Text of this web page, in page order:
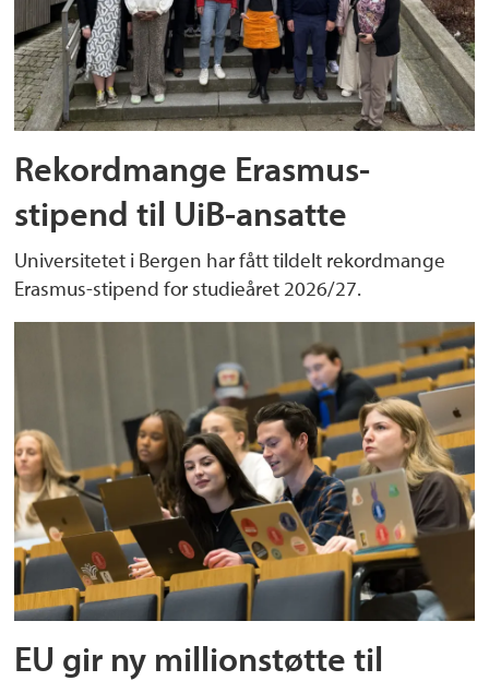
Rekordmange Erasmus-
stipend til UiB-ansatte
Universitetet i Bergen har fått tildelt rekordmange
Erasmus-stipend for studieåret 2026/27.
EU gir ny millionstøtte til